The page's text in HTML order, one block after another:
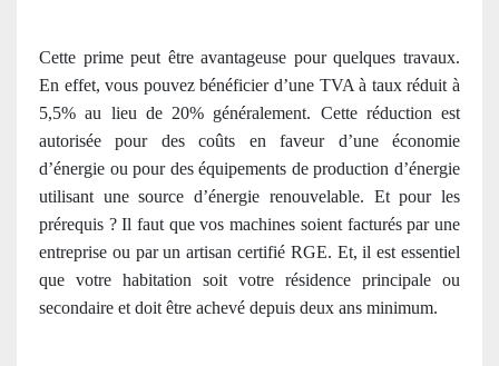
Cette prime peut être avantageuse pour quelques travaux.
En effet, vous pouvez bénéficier d’une TVA à taux réduit à
5,5% au lieu de 20% généralement. Cette réduction est
autorisée pour des coûts en faveur d’une économie
d’énergie ou pour des équipements de production d’énergie
utilisant une source d’énergie renouvelable. Et pour les
prérequis ? Il faut que vos machines soient facturés par une
entreprise ou par un artisan certifié RGE. Et, il est essentiel
que votre habitation soit votre résidence principale ou
secondaire et doit être achevé depuis deux ans minimum.